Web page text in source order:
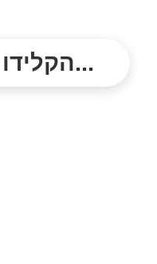
הקלידו נושא לימוד...